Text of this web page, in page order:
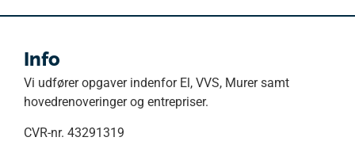
Info
Vi udfører opgaver indenfor El, VVS, Murer samt
hovedrenoveringer og entrepriser.
CVR-nr. 43291319